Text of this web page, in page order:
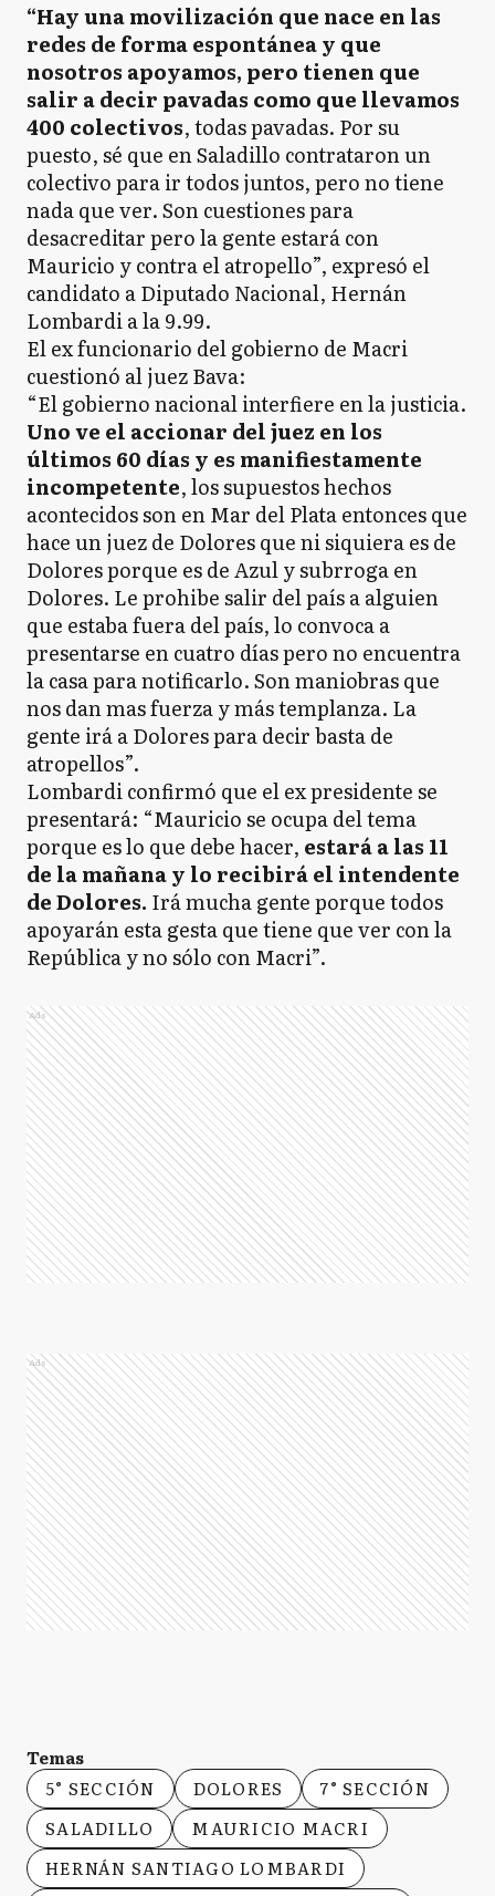
“Hay una movilización que nace en las
redes de forma espontánea y que
nosotros apoyamos, pero tienen que
salir a decir pavadas como que llevamos
400 colectivos, todas pavadas. Por su
puesto, sé que en Saladillo contrataron un
colectivo para ir todos juntos, pero no tiene
nada que ver. Son cuestiones para
desacreditar pero la gente estará con
Mauricio y contra el atropello”, expresó el
candidato a Diputado Nacional, Hernán
Lombardi a la 9.99.
El ex funcionario del gobierno de Macri
cuestionó al juez Bava:
“El gobierno nacional interfiere en la justicia.
Uno ve el accionar del juez en los
últimos 60 días y es manifiestamente
incompetente, los supuestos hechos
acontecidos son en Mar del Plata entonces que
hace un juez de Dolores que ni siquiera es de
Dolores porque es de Azul y subrroga en
Dolores. Le prohibe salir del país a alguien
que estaba fuera del país, lo convoca a
presentarse en cuatro días pero no encuentra
la casa para notificarlo. Son maniobras que
nos dan mas fuerza y más templanza. La
gente irá a Dolores para decir basta de
atropellos”.
Lombardi confirmó que el ex presidente se
presentará: “Mauricio se ocupa del tema
porque es lo que debe hacer, estará a las 11
de la mañana y lo recibirá el intendente
de Dolores. Irá mucha gente porque todos
apoyarán esta gesta que tiene que ver con la
República y no sólo con Macri”.
Ads
Ads
Temas
5° SECCIÓN
DOLORES
7° SECCIÓN
SALADILLO
MAURICIO MACRI
HERNÁN SANTIAGO LOMBARDI